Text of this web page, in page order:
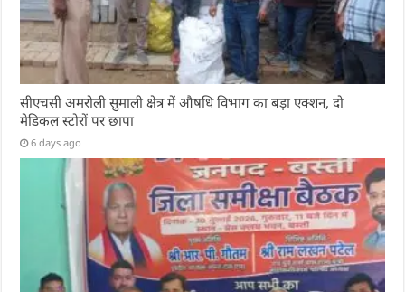
सीएचसी अमरोली सुमाली क्षेत्र में औषधि विभाग का बड़ा एक्शन, दो
मेडिकल स्टोरों पर छापा
6 days ago